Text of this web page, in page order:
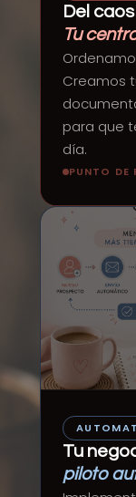
Del
Tu
Creamos
para que
día.
PUNTO DE
Tu
piloto